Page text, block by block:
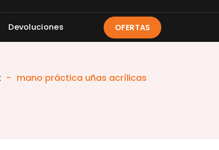
Devoluciones OFERTAS
- mano práctica uñas acrílicas